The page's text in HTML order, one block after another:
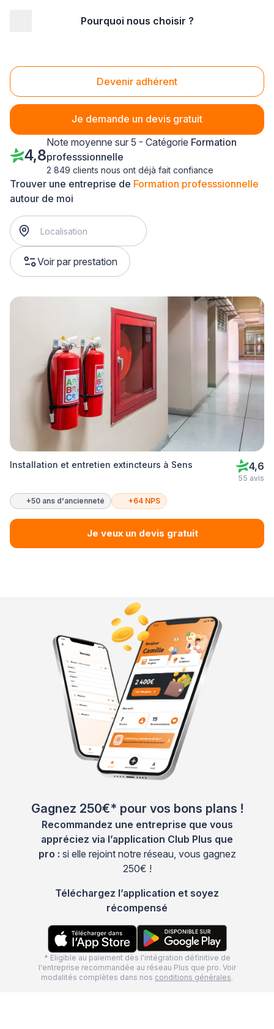
Pourquoi nous choisir ?
Devenir adhérent
Je demande un devis gratuit
Formation professsionnelle Bourgogne
Trouver une entreprise de Formation professsionnelle
autour de moi
Voir par prestation
4,8
Note moyenne sur 5 - Catégorie Formation
professsionnelle
2 849 clients nous ont déjà fait confiance
Installation et entretien extincteurs à Sens 4,6
55 avis
+50 ans d'ancienneté +64 NPS
Je veux un devis gratuit
Gagnez 250€* pour vos bons plans !
Recommandez une entreprise que vous
appréciez via l’application Club Plus que
pro : si elle rejoint notre réseau, vous gagnez
250€ !
Téléchargez l’application et soyez
récompensé
* Eligible au paiement dès l'intégration définitive de
l'entreprise recommandée au réseau Plus que pro. Voir
modalités complètes dans nos conditions générales.